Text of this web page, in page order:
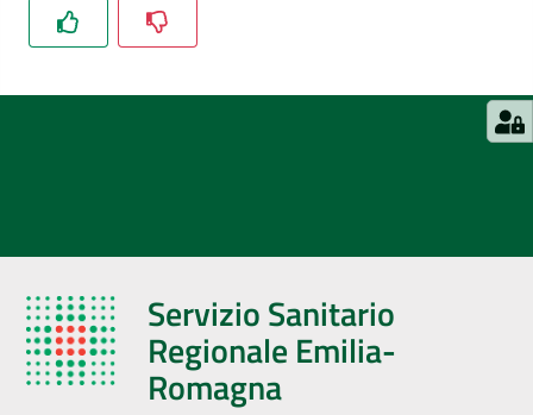
Servizio Sanitario
Regionale Emilia-
Romagna